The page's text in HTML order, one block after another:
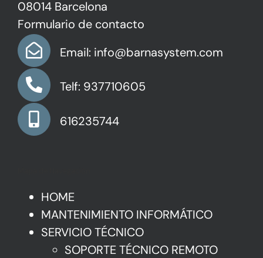
08014 Barcelona
Formulario de contacto
Email: info@barnasystem.com
Telf: 937710605
616235744
HOME
MANTENIMIENTO INFORMÁTICO
SERVICIO TÉCNICO
SOPORTE TÉCNICO REMOTO